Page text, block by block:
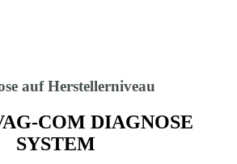
auf Herstellerniveau
COM DIAGNOSE
SYSTEM